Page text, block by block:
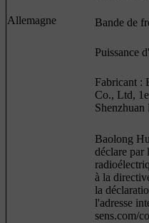
Allemagne Bande de
Puissance
Fabricant :
Co., Ltd,
Shenzhuan
Baolong
déclare par
à la
la
l'adresse
sens.com/